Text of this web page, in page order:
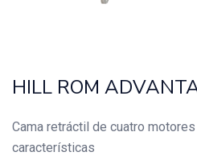
HILL ROM
Cama retráctil de cuatro
características